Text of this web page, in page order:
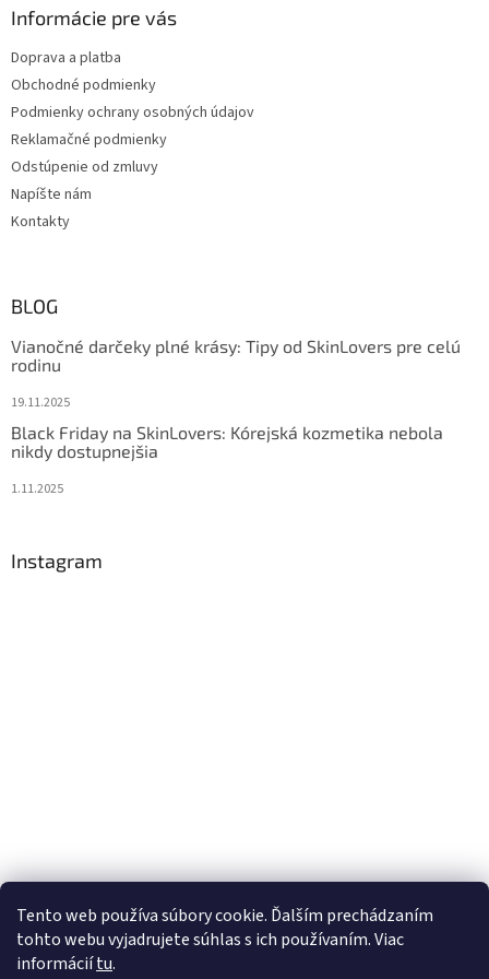
Tento web používa súbory cookie. Ďalším prechádzaním
tohto webu vyjadrujete súhlas s ich používaním. Viac
informáciítu.
Informácie pre vás
Doprava a platba
Obchodné podmienky
Podmienky ochrany osobných údajov
Reklamačné podmienky
Odstúpenie od zmluvy
Napíšte nám
Kontakty
BLOG
Vianočné darčeky plné krásy: Tipy od SkinLovers pre celú
rodinu
19.11.2025
Black Friday na SkinLovers: Kórejská kozmetika nebola
nikdy dostupnejšia
1.11.2025
Instagram
Sledovať na Instagrame